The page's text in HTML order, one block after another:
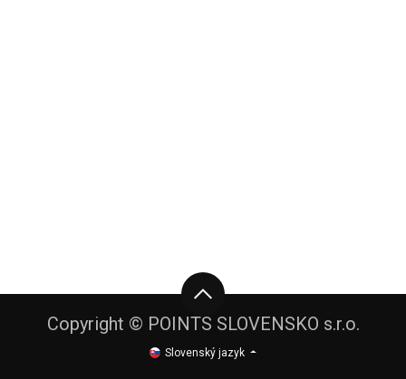
Copyright © POINTS SLOVENSKO s.r.o.
Slovenský jazyk